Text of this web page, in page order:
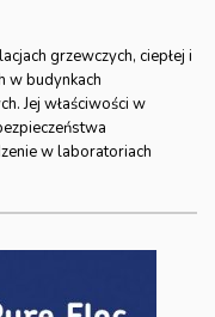
grzewczych, ciepłej i
w budynkach
Jej właściwości w
w laboratoriach